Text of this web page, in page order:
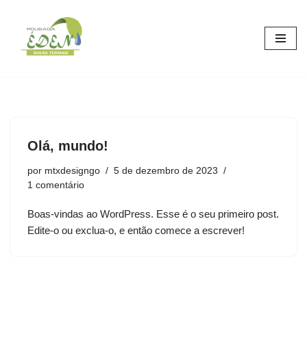
Pular
para
Olá, mundo!
por mtxdesigngo
5 de dezembro de 2023
1 comentário
Boas-vindas ao WordPress. Esse é o seu primeiro post.
Edite-o ou exclua-o, e então comece a escrever!